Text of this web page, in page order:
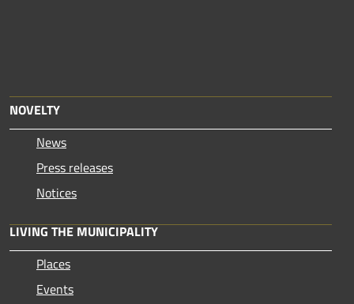
NOVELTY
News
Press releases
Notices
LIVING THE MUNICIPALITY
Places
Events